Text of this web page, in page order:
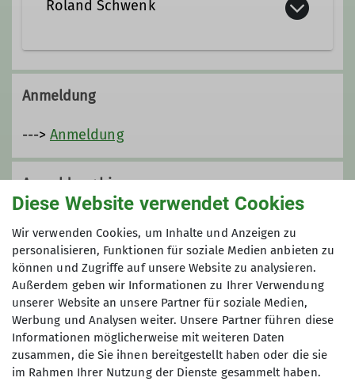
Roland Schwenk
Ämter
Trainer C Skibergsteigen
Anmeldung
---> Anmeldung
Anmeldung bis
Preis
€ 15,-
Maximale Teilnehmeranzahl
Diese Website verwendet Cookies
Wir verwenden Cookies, um Inhalte und Anzeigen zu
personalisieren, Funktionen für soziale Medien anbieten zu
können und Zugriffe auf unsere Website zu analysieren.
Außerdem geben wir Informationen zu Ihrer Verwendung
unserer Website an unsere Partner für soziale Medien,
Werbung und Analysen weiter. Unsere Partner führen diese
Informationen möglicherweise mit weiteren Daten
zusammen, die Sie ihnen bereitgestellt haben oder die sie
im Rahmen Ihrer Nutzung der Dienste gesammelt haben.